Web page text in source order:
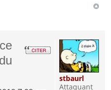
stbaurl
Attaquant